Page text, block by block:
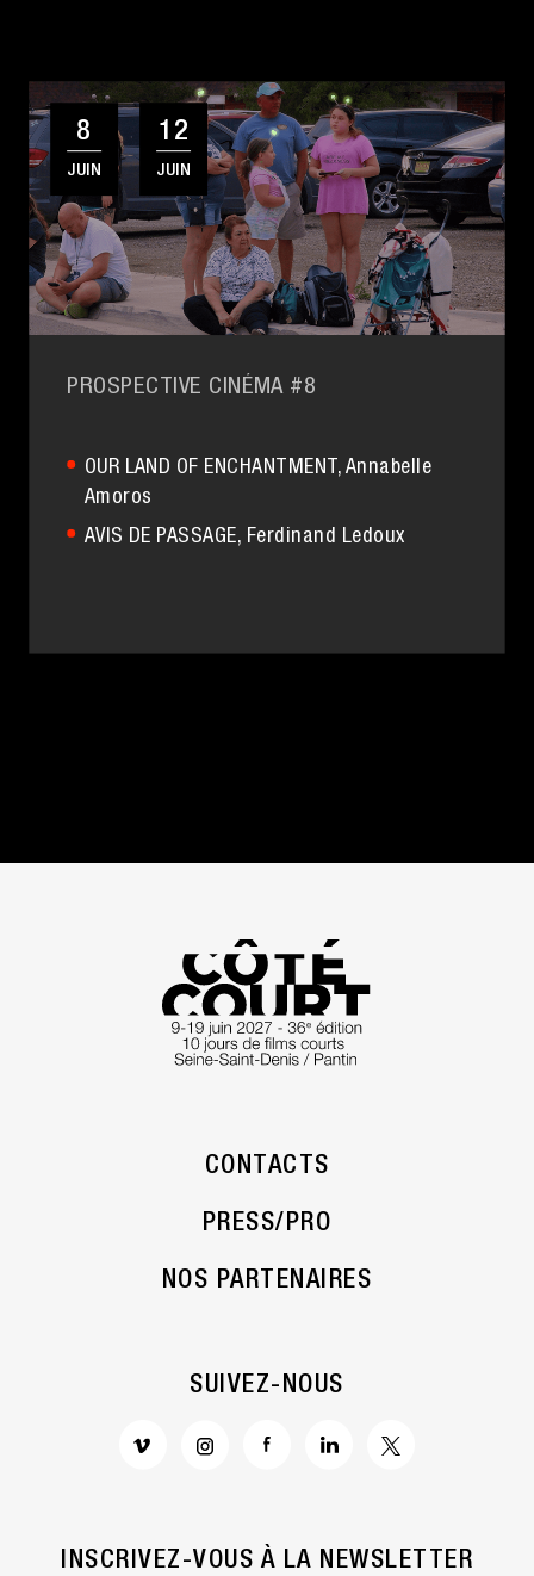
8
JUIN
12
JUIN
PROSPECTIVE CINÉMA #8
OUR LAND OF ENCHANTMENT, Annabelle
Amoros
AVIS DE PASSAGE, Ferdinand Ledoux
CONTACTS
PRESS/PRO
NOS PARTENAIRES
SUIVEZ-NOUS
INSCRIVEZ-VOUS À LA NEWSLETTER